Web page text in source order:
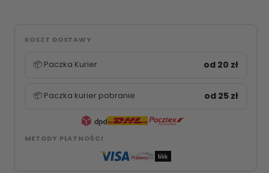
KOSZT DOSTAWY
📦 Paczka Kurier od 20 zł
📦 Paczka kurier pobranie od 25 zł
METODY PŁATNOŚCI